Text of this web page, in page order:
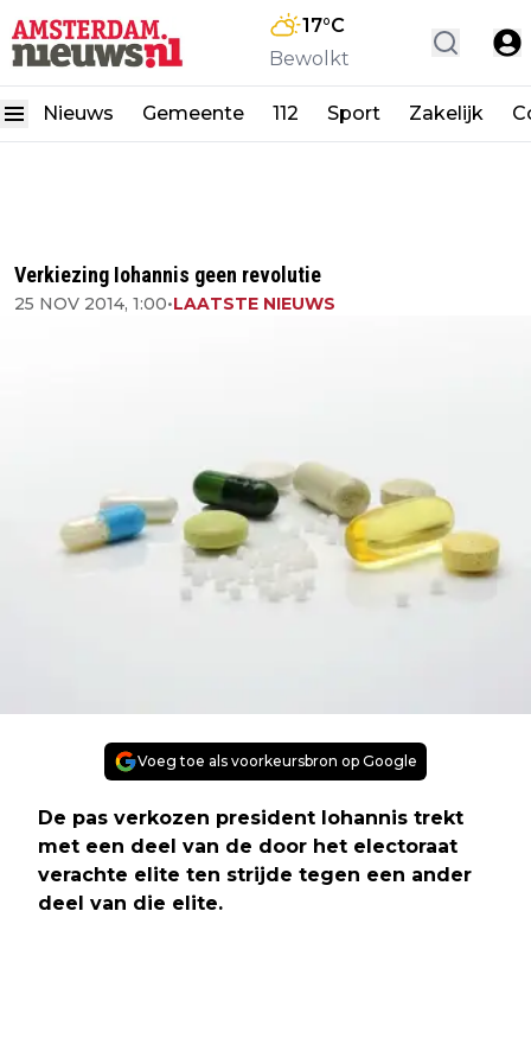
17°C
Bewolkt
Nieuws Gemeente 112 Sport Zakelijk
Verkiezing Iohannis geen revolutie
25 NOV 2014, 1:00•LAATSTE NIEUWS
Voeg toe als voorkeursbron op Google
De pas verkozen president Iohannis trekt
met een deel van de door het electoraat
verachte elite ten strijde tegen een ander
deel van die elite.